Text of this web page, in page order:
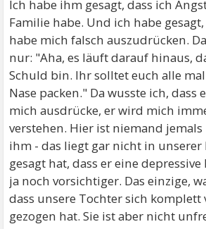
Ich habe ihm gesagt, dass ich
Familie habe. Und ich habe
habe mich falsch auszudrücken.
nur: "Aha, es läuft darauf hinaus,
Schuld bin. Ihr solltet euch alle
Nase packen." Da wusste ich, dass
mich ausdrücke, er wird mich
verstehen. Hier ist niemand
ihm - das liegt gar nicht in unserer
gesagt hat, dass er eine depressive
ja noch vorsichtiger. Das einzige,
dass unsere Tochter sich
gezogen hat. Sie ist aber nicht